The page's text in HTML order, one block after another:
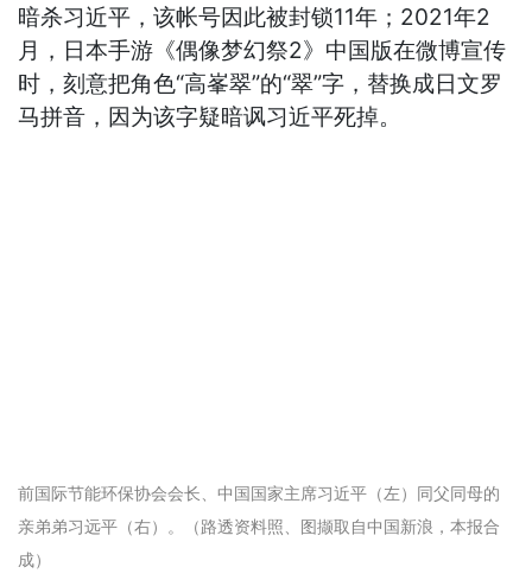
暗杀习近平，该帐号因此被封锁11年；2021年2
月，日本手游《偶像梦幻祭2》中国版在微博宣传
时，刻意把角色“高峯翠”的“翠”字，替换成日文罗
马拼音，因为该字疑暗讽习近平死掉。
前国际节能环保协会会长、中国国家主席习近平（左）同父同母的
亲弟弟习远平（右）。（路透资料照、图撷取自中国新浪，本报合
成）